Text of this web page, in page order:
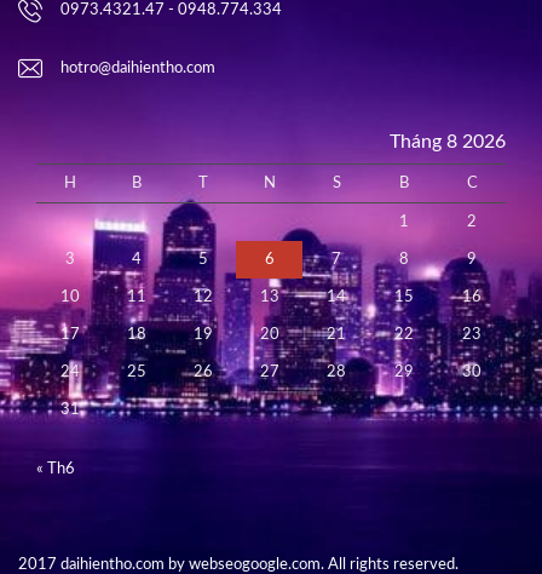
0973.4321.47 - 0948.774.334
hotro@daihientho.com
Tháng 8 2026
H B N S B C
1 2
3 4 5 6 7 8 9
10 11 12 13 14 15 16
17 18 19 20 21 22 23
24 25 26 27 28 29 30
31
« Th6
2017 daihientho.com by webseogoogle.com. All rights reserved.